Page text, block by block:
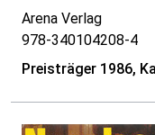
Arena Verlag
978-340104208-4
Preisträger 1986,